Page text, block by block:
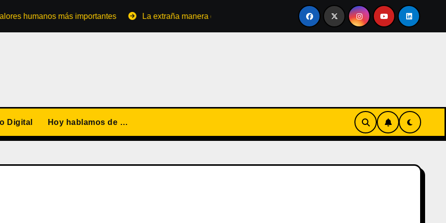
más importantes La extraña manera de convertirse en familia El primer tour de la India Chiquitina
Digital Hoy hablamos de …